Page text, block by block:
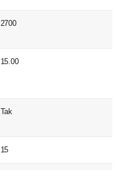
2700
15.00
Tak
15